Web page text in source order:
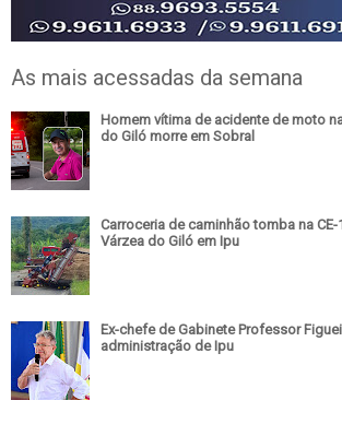
As mais acessadas da semana
Homem vítima de acidente de moto
do Giló morre em Sobral
Carroceria de caminhão tomba na
Várzea do Giló em Ipu
Ex-chefe de Gabinete Professor
administração de Ipu